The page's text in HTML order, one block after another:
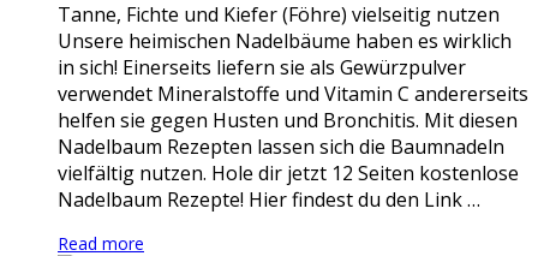
Tanne, Fichte und Kiefer (Föhre) vielseitig nutzen
Unsere heimischen Nadelbäume haben es wirklich
in sich! Einerseits liefern sie als Gewürzpulver
verwendet Mineralstoffe und Vitamin C andererseits
helfen sie gegen Husten und Bronchitis. Mit diesen
Nadelbaum Rezepten lassen sich die Baumnadeln
vielfältig nutzen. Hole dir jetzt 12 Seiten kostenlose
Nadelbaum Rezepte! Hier findest du den Link …
Read more